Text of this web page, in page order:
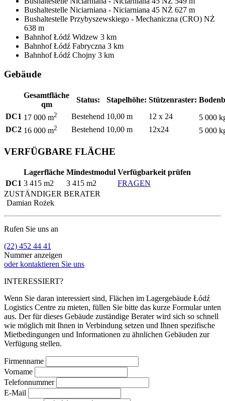
Bushaltestelle Niciarniana - Niciarniana 45 NŻ 627 m
Bushaltestelle Przybyszewskiego - Mechaniczna (CRO) NŻ
638 m
Bahnhof Łódź Widzew 3 km
Bahnhof Łódź Fabryczna 3 km
Bahnhof Łódź Chojny 3 km
Gebäude
Gesamtfläche
qm
Status: Stapelhöhe: Stützenraster:
DC1 17 000 m2 Bestehend 10,00 m 12 x 24
5 000
DC2 16 000 m2 Bestehend 10,00 m 12x24 5 000
VERFÜGBARE FLÄCHE
Lagerfläche Mindestmodul Verfügbarkeit prüfen
DC1 3 415 m2 3 415 m2
FRAGEN
ZUSTÄNDIGER BERATER
Damian Rożek
Rufen Sie uns an
(22) 452 44 41
Nummer anzeigen
oder kontaktieren Sie uns
INTERESSIERT?
Wenn Sie daran interessiert sind, Flächen im Lagergebäude Łódź
Logistics Centre zu mieten, füllen Sie bitte das kurze Formular unten
aus. Der für dieses Gebäude zuständige Berater wird sich so schnell
wie möglich mit Ihnen in Verbindung setzen und Ihnen spezifische
Mietbedingungen und Informationen zu ähnlichen Gebäuden zur
Verfügung stellen.
Firmenname
Vorname
Telefonnummer
E-Mail